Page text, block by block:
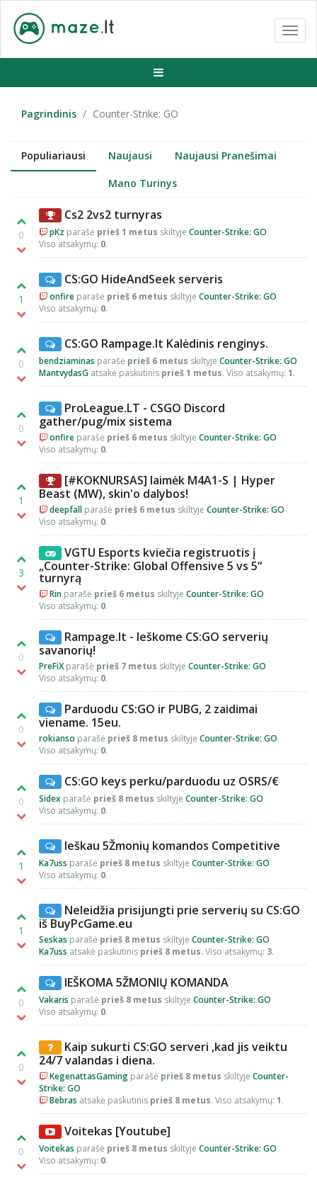
Pagrindinis Counter-Strike: GO
Populiariausi Naujausi Naujausi Pranešimai
Mano Turinys
0
Cs2 2vs2 turnyras
pKz parašė prieš 1 metus skiltyje Counter-Strike: GO
Viso atsakymų: 0.
1
CS:GO HideAndSeek serveris
onfire parašė prieš 6 metus skiltyje Counter-Strike: GO
Viso atsakymų: 0.
0
CS:GO Rampage.lt Kalėdinis renginys.
bendziaminas parašė prieš 6 metus skiltyje Counter-Strike: GO
MantvydasG atsakė paskutinis prieš 1 metus. Viso atsakymų: 1.
0
ProLeague.LT - CSGO Discord
gather/pug/mix sistema
onfire parašė prieš 6 metus skiltyje Counter-Strike: GO
Viso atsakymų: 0.
1
[#KOKNURSAS] laimėk M4A1-S | Hyper
Beast (MW), skin'o dalybos!
deepfall parašė prieš 6 metus skiltyje Counter-Strike: GO
Viso atsakymų: 0.
3
VGTU Esports kviečia registruotis į
„Counter-Strike: Global Offensive 5 vs 5“
turnyrą
Rin parašė prieš 6 metus skiltyje Counter-Strike: GO
Viso atsakymų: 0.
0
Rampage.lt - Ieškome CS:GO serverių
savanorių!
PreFiXparašė prieš 7 metus skiltyje Counter-Strike: GO
Viso atsakymų: 0.
0
Parduodu CS:GO ir PUBG, 2 zaidimai
viename. 15eu.
rokianso parašė prieš 8 metus skiltyje Counter-Strike: GO
Viso atsakymų: 0.
0
CS:GO keys perku/parduodu uz OSRS/€
Sidex parašė prieš 8 metus skiltyje Counter-Strike: GO
Viso atsakymų: 0.
1
Ieškau 5Žmonių komandos Competitive
Ka7uss parašė prieš 8 metus skiltyje Counter-Strike: GO
Viso atsakymų: 0.
1
Neleidžia prisijungti prie serverių su CS:GO
iš BuyPcGame.eu
Seskas parašė prieš 8 metus skiltyje Counter-Strike: GO
Ka7uss atsakė paskutinis prieš 8 metus. Viso atsakymų: 3.
0
IEŠKOMA 5ŽMONIŲ KOMANDA
Vakaris parašė prieš 8 metus skiltyje Counter-Strike: GO
Viso atsakymų: 0.
0
Kaip sukurti CS:GO serveri ,kad jis veiktu
24/7 valandas i diena.
KegenattasGaming parašė prieš 8 metus skiltyje Counter-
Strike: GO
Bebras atsakė paskutinis prieš 8 metus. Viso atsakymų: 1.
0
Voitekas [Youtube]
Voitekas parašė prieš 8 metus skiltyje Counter-Strike: GO
Viso atsakymų: 0.